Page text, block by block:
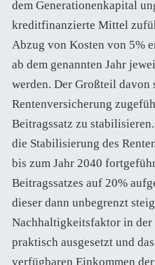
dem Generationenkapital
kreditfinanzierte Mittel
Abzug von Kosten von 5%
ab dem genannten Jahr
werden. Der Großteil davon
Rentenversicherung
Beitragssatz zu
die Stabilisierung des
bis zum Jahr 2040
Beitragssatzes auf 20%
dieser dann unbegrenzt
Nachhaltigkeitsfaktor in der
praktisch ausgesetzt und
verfügbaren Einkommen